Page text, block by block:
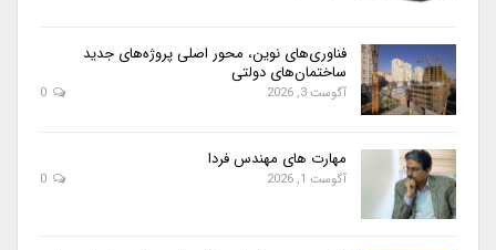
فناوری‌های نوین، محور اصلی پروژه‌های جدید
ساختمان‌های دولتی
آگوست 3, 2026
مهارت های مهندس فردا
آگوست 1, 2026